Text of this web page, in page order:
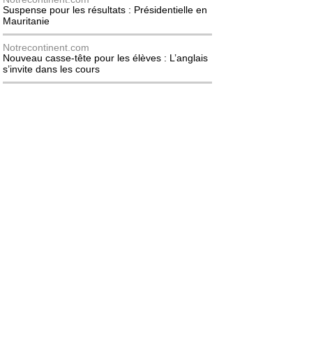
Suspense pour les résultats : Présidentielle en
Mauritanie
Notrecontinent.com
Nouveau casse-tête pour les élèves : L’anglais
s’invite dans les cours